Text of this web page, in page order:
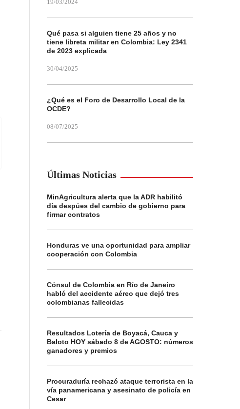
19/03/2024
Qué pasa si alguien tiene 25 años y no
tiene libreta militar en Colombia: Ley 2341
de 2023 explicada
30/04/2025
¿Qué es el Foro de Desarrollo Local de la
OCDE?
08/07/2025
Últimas Noticias
MinAgricultura alerta que la ADR habilitó
día despúes del cambio de gobierno para
firmar contratos
Honduras ve una oportunidad para ampliar
cooperación con Colombia
Cónsul de Colombia en Río de Janeiro
habló del accidente aéreo que dejó tres
colombianas fallecidas
Resultados Lotería de Boyacá, Cauca y
Baloto HOY sábado 8 de AGOSTO: números
ganadores y premios
Procuraduría rechazó ataque terrorista en la
vía panamericana y asesinato de policía en
Cesar